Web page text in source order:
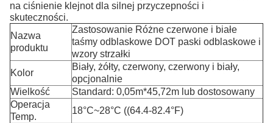
na ciśnienie klejnot dla silnej przyczepności i
skuteczności.
Nazwa
produktu
Zastosowanie Różne czerwone i białe
taśmy odblaskowe DOT paski odblaskowe i
wzory strzałki
Kolor
Biały, żółty, czerwony, czerwony i biały,
opcjonalnie
Wielkość
Standard: 0,05m*45,72m lub dostosowany
Operacja
Temp.
18°C~28°C ((64.4-82.4°F)